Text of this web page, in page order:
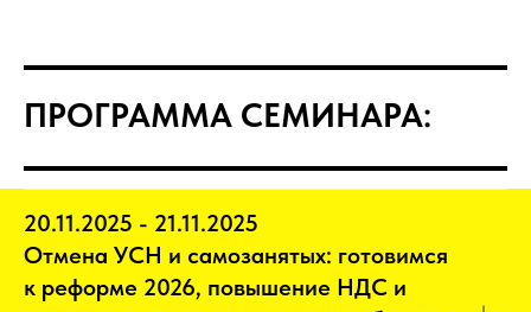
ПРОГРАММА СЕМИНАРА:
20.11.2025 - 21.11.2025
Отмена УСН и самозанятых: готовимся
к реформе 2026, повышение НДС и